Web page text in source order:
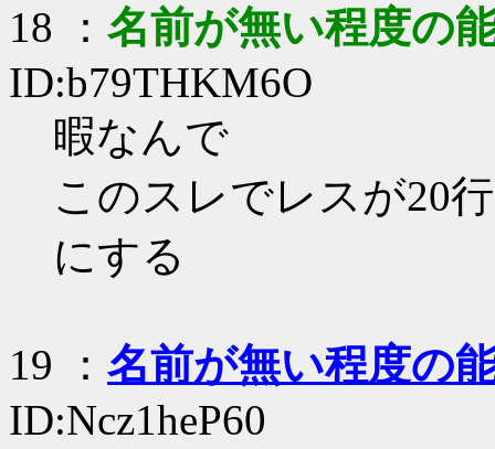
18 ： 名前が無い程度の
ID:b79THKM6O
暇なんで
このスレでレスが20
にする
19 ： 名前が無い程度の
ID:Ncz1heP60